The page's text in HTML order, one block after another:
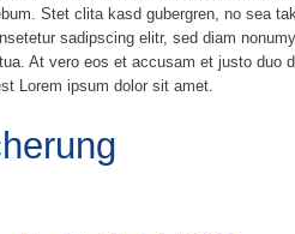
Stet clita kasd gubergren, no sea
sadipscing elitr, sed diam
At vero eos et accusam et justo duo
Lorem ipsum dolor sit amet.